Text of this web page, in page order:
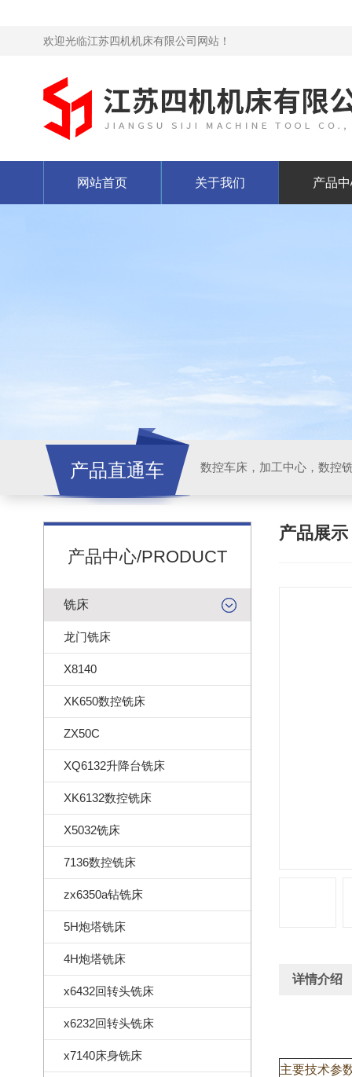
欢迎光临江苏四机机床有限公司网站！
网站首页 关于我们 产品
产品直通车
产品中心/PRODUCT
铣床
龙门铣床
X8140
XK650数控铣床
ZX50C
XQ6132升降台铣床
XK6132数控铣床
X5032铣床
7136数控铣床
zx6350a钻铣床
5H炮塔铣床
4H炮塔铣床
x6432回转头铣床
x6232回转头铣床
x7140床身铣床
产品展示
详情介绍
主要技术参